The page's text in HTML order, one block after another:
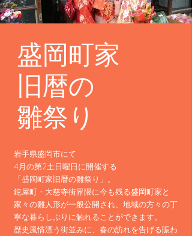
盛岡町家
旧暦の
雛祭り
岩手県盛岡市にて
4月の第2土日曜日に開催する
「盛岡町家旧暦の雛祭り」。
鉈屋町・大慈寺街界隈に今も残る​盛岡町家と
家々の雛人形が一般公開され、地域の方々の丁
寧な暮らしぶりに触れることができます。
歴史風情漂う街並みに、春の訪れを告げる賑わ